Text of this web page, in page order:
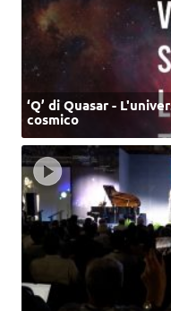
‘Q’ di Quasar -
cosmico